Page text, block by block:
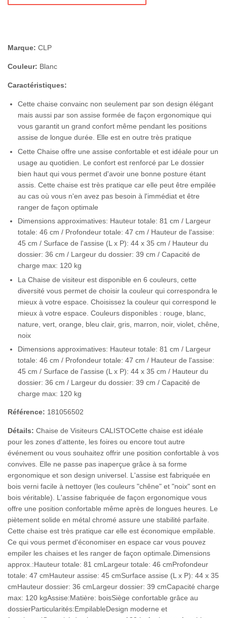
Marque: CLP
Couleur: Blanc
Caractéristiques:
Cette chaise convainc non seulement par son design élégant
mais aussi par son assise formée de façon ergonomique qui
vous garantit un grand confort même pendant les positions
assise de longue durée. Elle est en outre très pratique
Cette Chaise offre une assise confortable et est idéale pour un
usage au quotidien. Le confort est renforcé par Le dossier
bien haut qui vous permet d'avoir une bonne posture étant
assis. Cette chaise est très pratique car elle peut être empilée
au cas où vous n'en avez pas besoin à l'immédiat et être
ranger de façon optimale
Dimensions approximatives: Hauteur totale: 81 cm / Largeur
totale: 46 cm / Profondeur totale: 47 cm / Hauteur de l'assise:
45 cm / Surface de l'assise (L x P): 44 x 35 cm / Hauteur du
dossier: 36 cm / Largeur du dossier: 39 cm / Capacité de
charge max: 120 kg
La Chaise de visiteur est disponible en 6 couleurs, cette
diversité vous permet de choisir la couleur qui correspondra le
mieux à votre espace. Choisissez la couleur qui correspond le
mieux à votre espace. Couleurs disponibles : rouge, blanc,
nature, vert, orange, bleu clair, gris, marron, noir, violet, chêne,
noix
Dimensions approximatives: Hauteur totale: 81 cm / Largeur
totale: 46 cm / Profondeur totale: 47 cm / Hauteur de l'assise:
45 cm / Surface de l'assise (L x P): 44 x 35 cm / Hauteur du
dossier: 36 cm / Largeur du dossier: 39 cm / Capacité de
charge max: 120 kg
Référence: 181056502
Détails: Chaise de Visiteurs CALISTOCette chaise est idéale
pour les zones d'attente, les foires ou encore tout autre
événement ou vous souhaitez offrir une position confortable à vos
convives. Elle ne passe pas inaperçue grâce à sa forme
ergonomique et son design universel. L'assise est fabriquée en
bois verni facile à nettoyer (les couleurs "chêne" et "noix" sont en
bois véritable). L'assise fabriquée de façon ergonomique vous
offre une position confortable même après de longues heures. Le
piètement solide en métal chromé assure une stabilité parfaite.
Cette chaise est très pratique car elle est économique empilable.
Ce qui vous permet d'économiser en espace car vous pouvez
empiler les chaises et les ranger de façon optimale.Dimensions
approx.:Hauteur totale: 81 cmLargeur totale: 46 cmProfondeur
totale: 47 cmHauteur assise: 45 cmSurface assise (L x P): 44 x 35
cmHauteur dossier: 36 cmLargeur dossier: 39 cmCapacité charge
max: 120 kgAssise:Matière: boisSiège confortable grâce au
dossierParticularités:EmpilableDesign moderne et